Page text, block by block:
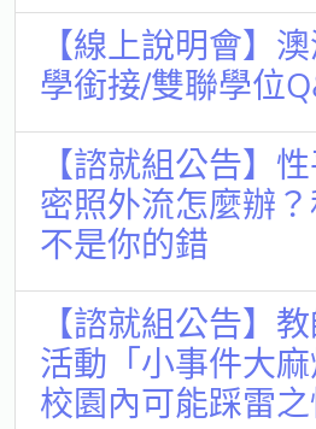
【線上說明會】
學銜接/雙聯學位
【諮就組公告】
密照外流怎麼辦
不是你的錯
【諮就組公告】
活動「小事件大
校園內可能踩雷之